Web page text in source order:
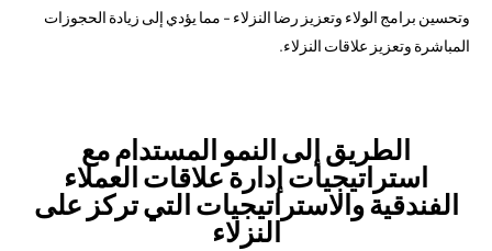
وتحسين برامج الولاء وتعزيز رضا النزلاء - مما يؤدي إلى زيادة الحجوزات
المباشرة وتعزيز علاقات النزلاء.
الطريق إلى النمو المستدام مع
استراتيجيات إدارة علاقات العملاء
الفندقية والاستراتيجيات التي تركز على
النزلاء